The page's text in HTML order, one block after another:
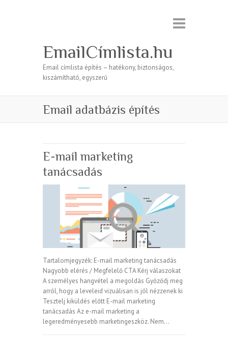
EmailCímlista.hu
Email címlista építés – hatékony, biztonságos,
kiszámítható, egyszerű
Email adatbázis építés
E-mail marketing
tanácsadás
Tartalomjegyzék: E-mail marketing tanácsadás
Nagyobb elérés / Megfelelő CTA Kérj válaszokat
A személyes hangvétel a megoldás Győződj meg
arról, hogy a leveleid vizuálisan is jól nézzenek ki
Tesztelj kiküldés előtt E-mail marketing
tanácsadás Az e-mail marketing a
legeredményesebb marketingeszköz. Nem…